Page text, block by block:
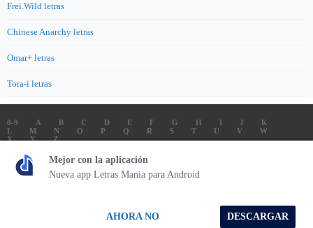
Frei.Wild letras
Chinese Anarchy letras
Omar+ letras
Tora-i letras
0-9 A B C D E F G H I J
K
L
M N O P Q R S T V
W
X
Y
Z
LETRAS
SOUNDTRACK LETRAS
TOP 100 LETRAS
ENVIA LETRAS
Letrasmania.com - Copyright © 2026 - All Rights Reserved
Mejor con la aplicación
Nueva app Letras Mania para Android
DESCARGAR
AHORA NO